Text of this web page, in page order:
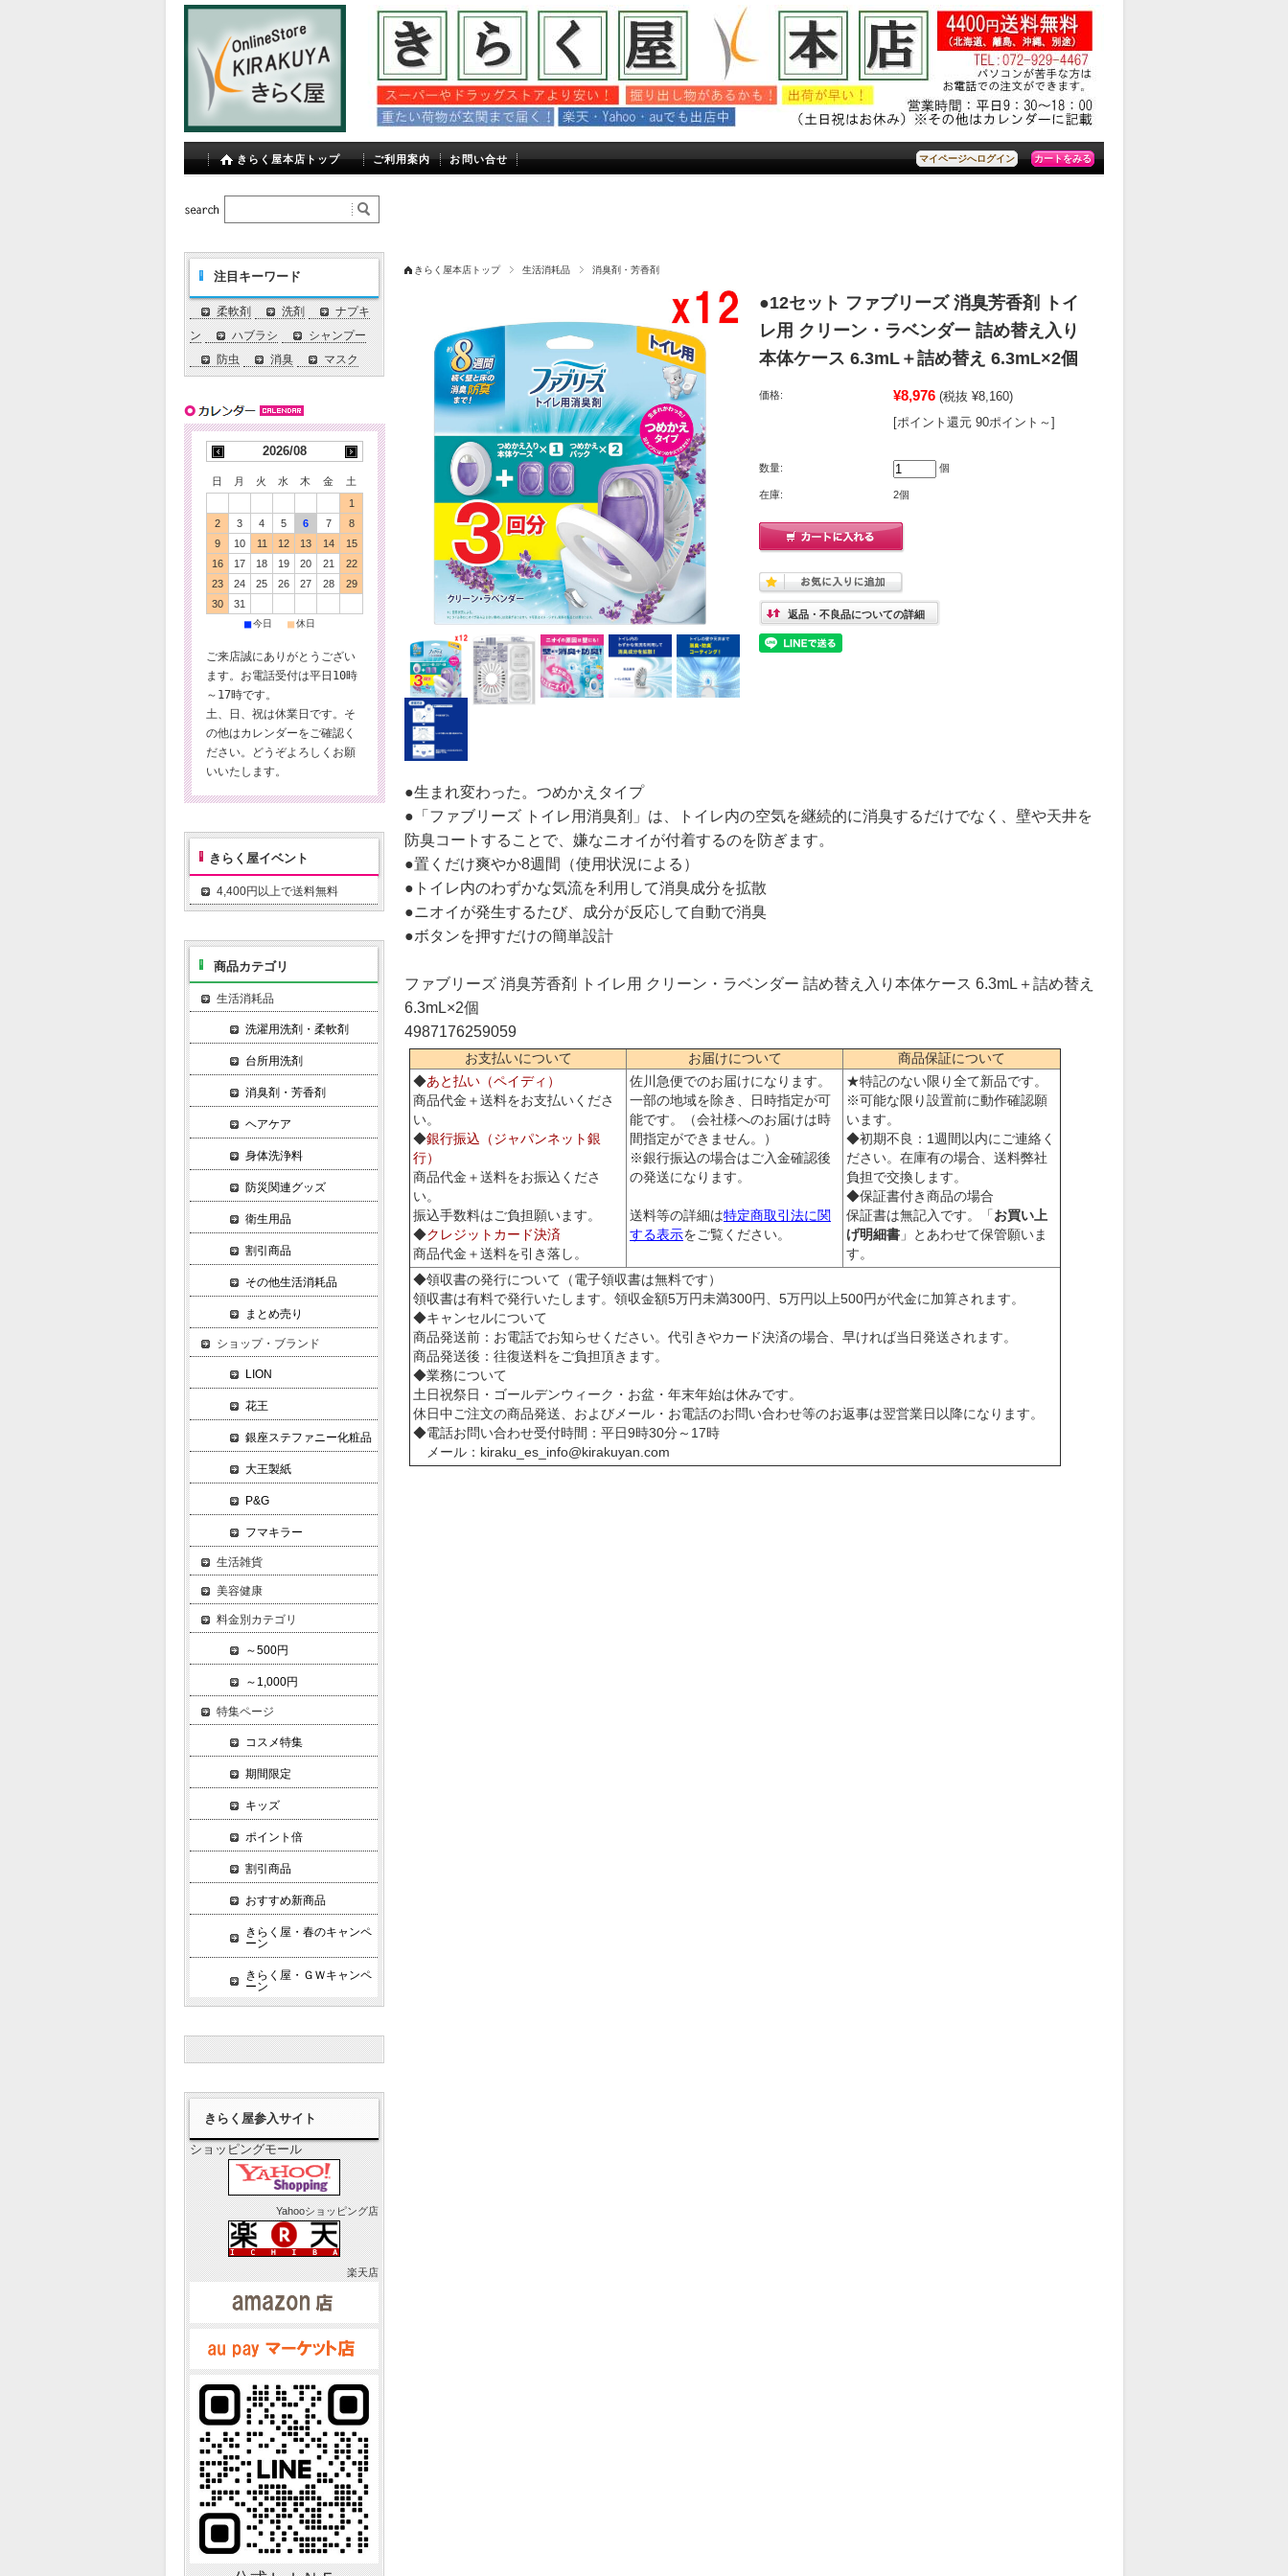
マイページへログイン カートをみる
きらく屋本店トップ ご利用案内 お問い合せ
きらく屋本店トップ 生活消耗品 消臭剤・芳香剤
●12セット ファブリーズ 消臭芳香剤 トイ
レ用 クリーン・ラベンダー 詰め替え入り
本体ケース 6.3mL＋詰め替え 6.3mL×2個
価格: ¥8,976 (税抜 ¥8,160)
[ポイント還元 90ポイント～]
数量: 個
在庫: 2個
返品・不良品についての詳細
●生まれ変わった。つめかえタイプ
●「ファブリーズ トイレ用消臭剤」は、トイレ内の空気を継続的に消臭するだけでなく、壁や天井を
防臭コートすることで、嫌なニオイが付着するのを防ぎます。
●置くだけ爽やか8週間（使用状況による）
●トイレ内のわずかな気流を利用して消臭成分を拡散
●ニオイが発生するたび、成分が反応して自動で消臭
●ボタンを押すだけの簡単設計
ファブリーズ 消臭芳香剤 トイレ用 クリーン・ラベンダー 詰め替え入り本体ケース 6.3mL＋詰め替え
6.3mL×2個
4987176259059
お支払いについて お届けについて
商品保証について
◆あと払い（ペイディ）
商品代金＋送料をお支払いくださ
い。
◆銀行振込（ジャパンネット銀
行）
商品代金＋送料をお振込くださ
い。
振込手数料はご負担願います。
◆クレジットカード決済
商品代金＋送料を引き落し。
佐川急便でのお届けになります。
一部の地域を除き、日時指定が可
能です。（会社様へのお届けは時
間指定ができません。）
※銀行振込の場合はご入金確認後
の発送になります。
送料等の詳細は特定商取引法に関
する表示をご覧ください。
★特記のない限り全て新品です。
※可能な限り設置前に動作確認願
います。
◆初期不良：1週間以内にご連絡く
ださい。在庫有の場合、送料弊社
負担で交換します。
◆保証書付き商品の場合
保証書は無記入です。「 お買い上
げ明細書 」とあわせて保管願いま
す。
◆領収書の発行について（電子領収書は無料です）
領収書は有料で発行いたします。領収金額5万円未満300円、5万円以上500円が代金に加算されます。
◆キャンセルについて
商品発送前：お電話でお知らせください。代引きやカード決済の場合、早ければ当日発送されます。
商品発送後：往復送料をご負担頂きます。
◆業務について
土日祝祭日・ゴールデンウィーク・お盆・年末年始は休みです。
休日中ご注文の商品発送、およびメール・お電話のお問い合わせ等のお返事は翌営業日以降になります。
◆電話お問い合わせ受付時間：平日9時30分～17時
メール：kiraku_es_info@kirakuyan.com
注目キーワード
柔軟剤 洗剤
ナプキ
ン
ハブラシ
シャンプー
防虫
消臭 マスク
2026/08
日 月 火 水 木 金
土
1
2
3 4 5 6 7
8
9
10 11 12 13 14
15
16
17 18 19 20 21
22
23
24 25 26 27 28
29
30
31
■今日 ■休日
ご来店誠にありがとうござい
ます。お電話受付は平日10時
～17時です。
土、日、祝は休業日です。そ
の他はカレンダーをご確認く
ださい。どうぞよろしくお願
いいたします。
きらく屋イベント
4,400円以上で送料無料
商品カテゴリ
生活消耗品
洗濯用洗剤・柔軟剤
台所用洗剤
消臭剤・芳香剤
ヘアケア
身体洗浄料
防災関連グッズ
衛生用品
割引商品
その他生活消耗品
まとめ売り
ショップ・ブランド
LION
花王
銀座ステファニー化粧品
大王製紙
P&G
フマキラー
生活雑貨
美容健康
料金別カテゴリ
～500円
～1,000円
特集ページ
コスメ特集
期間限定
キッズ
ポイント倍
割引商品
おすすめ新商品
きらく屋・春のキャンペ
ーン
きらく屋・ＧＷキャンペ
ーン
きらく屋参入サイト
ショッピングモール
Yahooショッピング店
楽天店